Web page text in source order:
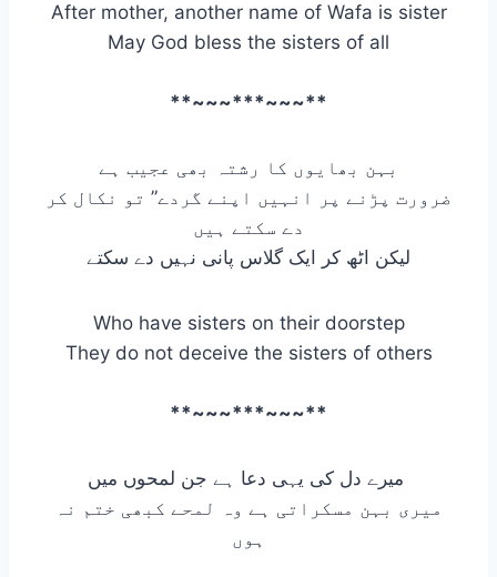
After mother, another name of Wafa is sister
May God bless the sisters of all
**~~~***~~~**
بہن بھایوں کا رشتہ بھی عجیب ہے
ضرورت پڑنے پر انہیں اپنے گردے” تو نکال کر
دے سکتے ہیں
لیکن اٹھ کر ایک گلاس پانی نہیں دے سکتے
Who have sisters on their doorstep
They do not deceive the sisters of others
**~~~***~~~**
میری بہن مسکراتی ہے وہ لمحے کبھی ختم نہ
ہوں